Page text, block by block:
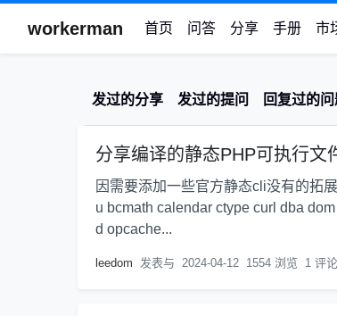
workerman 首页 问答 分享 手册 市
发过的分享 发过的提问 回复过的
分享编译的静态PHP可执行文
因需要添加一些官方静态cli没有的拓
u bcmath calendar ctype curl dba
d opcache...
leedom 发表与 2024-04-12 1554 浏览 1 评论